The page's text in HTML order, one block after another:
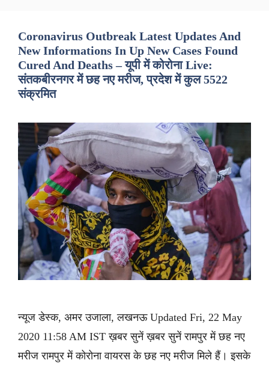
Coronavirus Outbreak Latest Updates And
New Informations In Up New Cases Found
Cured And Deaths – यूपी में कोरोना Live:
संतकबीरनगर में छह नए मरीज, प्रदेश में कुल 5522
संक्रमित
न्यूज डेस्क, अमर उजाला, लखनऊ Updated Fri, 22 May
2020 11:58 AM IST ख़बर सुनें ख़बर सुनें रामपुर में छह नए
मरीज रामपुर में कोरोना वायरस के छह नए मरीज मिले हैं। इसके